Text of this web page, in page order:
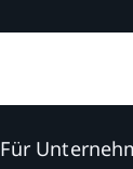
Für